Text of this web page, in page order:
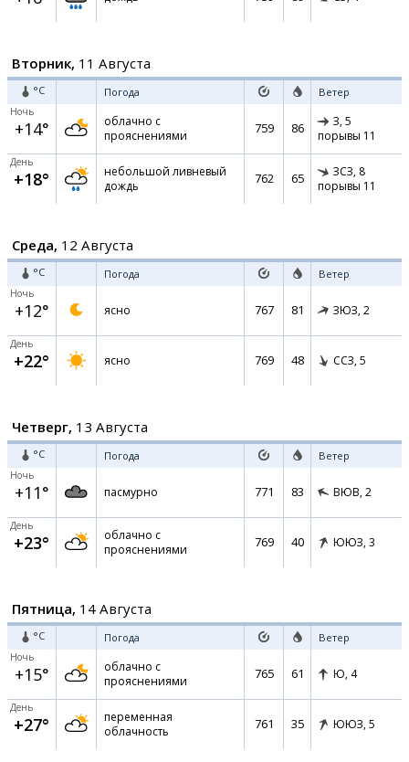
Вторник, 11 Августа
°C Погода Ветер
Ночь
+14°
облачно с
прояснениями
759 86 З, 5
порывы 11
День
+18°
небольшой ливневый
дождь
762 65 ЗСЗ, 8
порывы 11
Среда, 12 Августа
°C Погода Ветер
Ночь
+12° ясно 767 81 ЗЮЗ, 2
День
+22° ясно 769 48 ССЗ, 5
Четверг, 13 Августа
°C Погода Ветер
Ночь
+11° пасмурно 771 83 ВЮВ, 2
День
+23°
облачно с
прояснениями
769 40 ЮЮЗ, 3
Пятница, 14 Августа
°C Погода Ветер
Ночь
+15°
облачно с
прояснениями
765 61 Ю, 4
День
+27°
переменная
облачность
761 35 ЮЮЗ, 5